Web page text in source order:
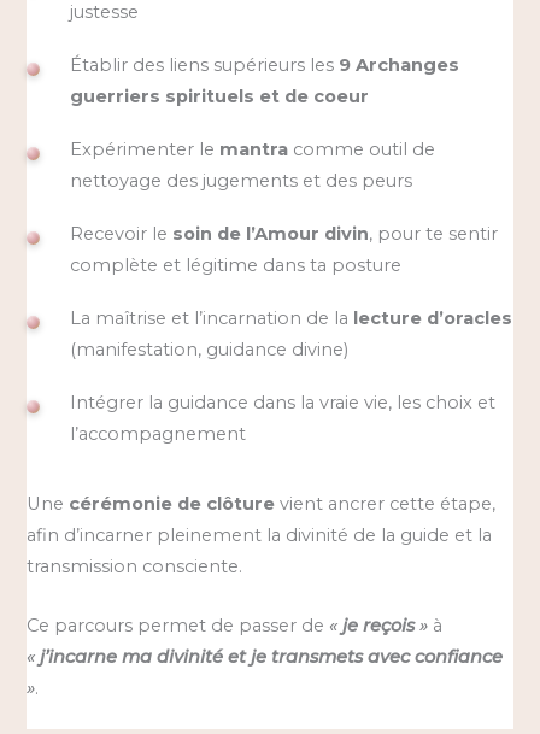
justesse
Établir des liens supérieurs les 9 Archanges
guerriers spirituels et de coeur
Expérimenter le mantra comme outil de
nettoyage des jugements et des peurs
Recevoir le soin de l’Amour divin, pour te sentir
complète et légitime dans ta posture
La maîtrise et l’incarnation de la lecture d’oracles
(manifestation, guidance divine)
Intégrer la guidance dans la vraie vie, les choix et
l’accompagnement
Une cérémonie de clôture vient ancrer cette étape,
afin d’incarner pleinement la divinité de la guide et la
transmission consciente.
Ce parcours permet de passer de «je reçois» à
«j’incarne ma divinité et je transmets avec confiance
».